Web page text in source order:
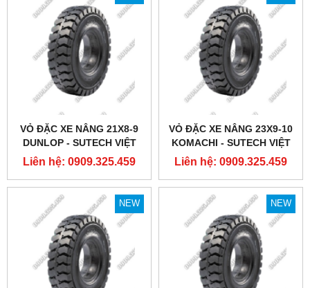
VỎ ĐẶC XE NÂNG 21X8-9
DUNLOP - SUTECH VIỆT
NAM
Liên hệ: 0909.325.459
VỎ ĐẶC XE NÂNG 23X9-10
KOMACHI - SUTECH VIỆT
NAM
Liên hệ: 0909.325.459
NEW NEW